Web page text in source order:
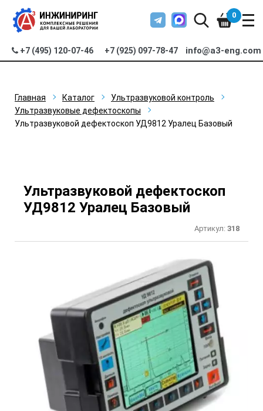
+7 (495) 120-07-46 +7 (925) 097-78-47 info@a3-eng.com
0
Главная Каталог
Ультразвуковой контроль
Ультразвуковые дефектоскопы
Ультразвуковой дефектоскоп УД9812 Уралец Базовый
Ультразвуковой дефектоскоп
УД9812 Уралец Базовый
Артикул: 318